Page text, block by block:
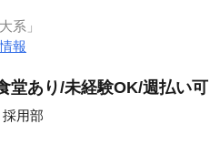
系」
情報
堂あり/未経験OK/週払い可
用部